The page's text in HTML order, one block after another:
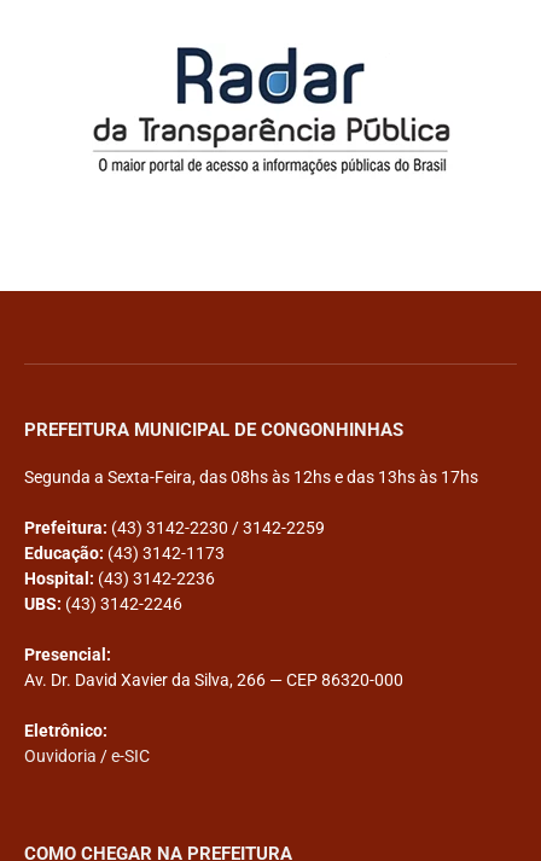
PREFEITURA MUNICIPAL DE CONGONHINHAS
Segunda a Sexta-Feira, das 08hs às 12hs e das 13hs às 17hs
Prefeitura: (43) 3142-2230 / 3142-2259
Educação: (43) 3142-1173
Hospital: (43) 3142-2236
UBS: (43) 3142-2246
Presencial:
Av. Dr. David Xavier da Silva, 266 — CEP 86320-000
Eletrônico:
Ouvidoria /e-SIC
COMO CHEGAR NA PREFEITURA